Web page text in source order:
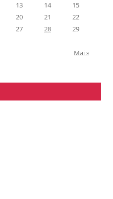
13 14
15
20 21
22
27 28
29
Mai »